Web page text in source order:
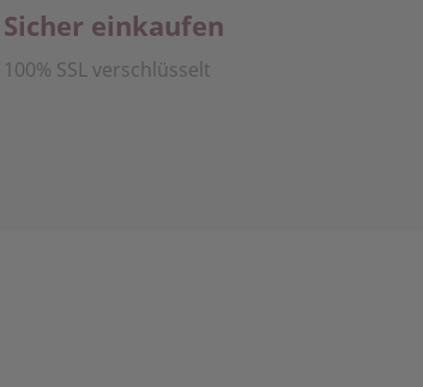
Sicher einkaufen
100% SSL verschlüsselt